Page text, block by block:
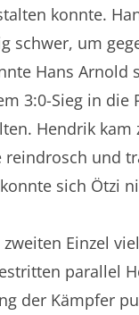
konnte.
schwer, um
Hans Arnold
3:0-Sieg in die
Hendrik
und
sich Ötzi
Einzel
parallel
der Kämpfer